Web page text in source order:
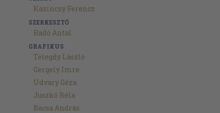
Kazinczy Ferencz
SZERKESZTŐ
Radó Antal
GRAFIKUS
Telegdy László
Gergely Imre
Udvary Géza
Juszkó Béla
Bacsa András